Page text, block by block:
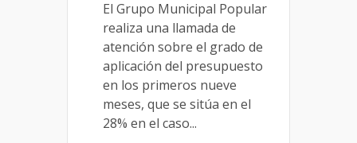
El Grupo Municipal Popular
realiza una llamada de
atención sobre el grado de
aplicación del presupuesto
en los primeros nueve
meses, que se sitúa en el
28% en el caso...